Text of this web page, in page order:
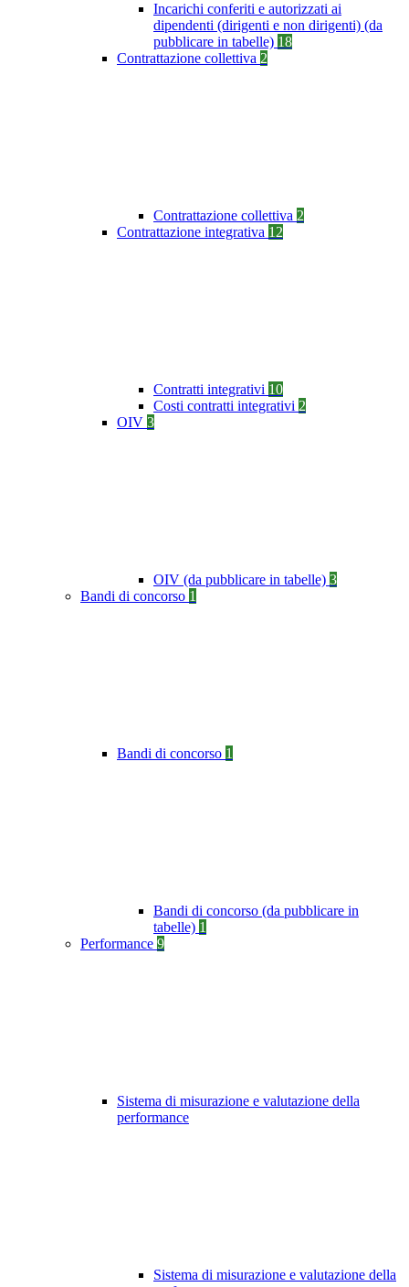
Incarichi conferiti e autorizzati ai
dipendenti (dirigenti e non dirigenti) (da
pubblicare in tabelle) 18
Contrattazione collettiva 2
Contrattazione collettiva 2
Contrattazione integrativa 12
Contratti integrativi 10
Costi contratti integrativi 2
OIV 3
OIV (da pubblicare in tabelle) 3
Bandi di concorso 1
Bandi di concorso 1
Bandi di concorso (da pubblicare in
tabelle) 1
Performance 9
Sistema di misurazione e valutazione della
performance
Sistema di misurazione e valutazione della